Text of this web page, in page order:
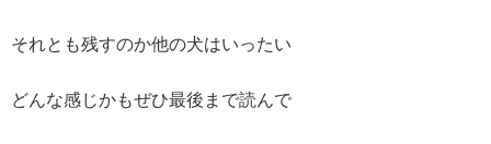
それとも残すのか他の犬はいったい
どんな感じかもぜひ最後まで読んで